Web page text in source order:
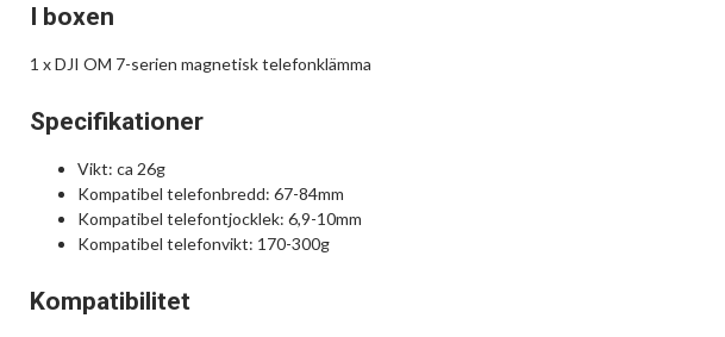
I boxen
1 x DJI OM 7-serien magnetisk telefonklämma
Specifikationer
Vikt: ca 26g
Kompatibel telefonbredd: 67-84mm
Kompatibel telefontjocklek: 6,9-10mm
Kompatibel telefonvikt: 170-300g
Kompatibilitet